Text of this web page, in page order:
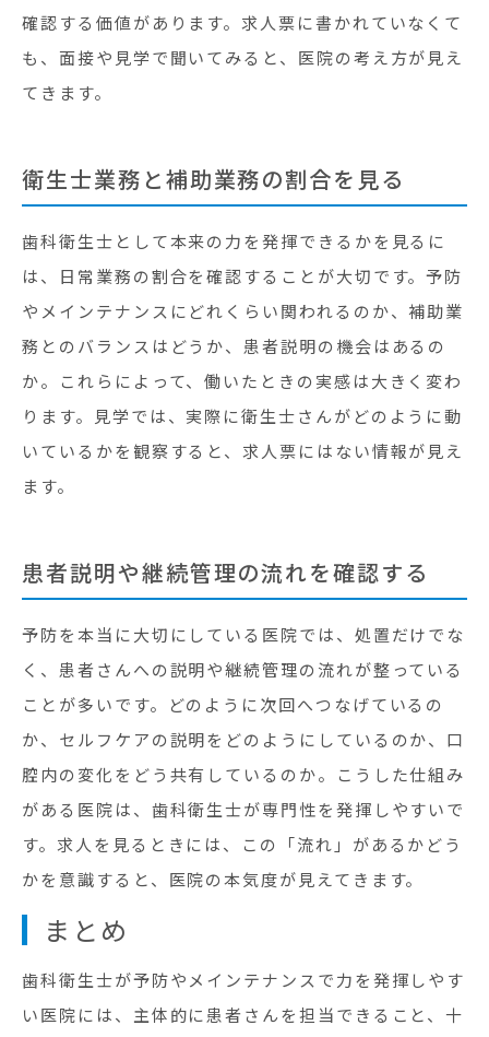
確認する価値があります。求人票に書かれていなくて
も、面接や見学で聞いてみると、医院の考え方が見え
てきます。
衛生士業務と補助業務の割合を見る
歯科衛生士として本来の力を発揮できるかを見るに
は、日常業務の割合を確認することが大切です。予防
やメインテナンスにどれくらい関われるのか、補助業
務とのバランスはどうか、患者説明の機会はあるの
か。これらによって、働いたときの実感は大きく変わ
ります。見学では、実際に衛生士さんがどのように動
いているかを観察すると、求人票にはない情報が見え
ます。
患者説明や継続管理の流れを確認する
予防を本当に大切にしている医院では、処置だけでな
く、患者さんへの説明や継続管理の流れが整っている
ことが多いです。どのように次回へつなげているの
か、セルフケアの説明をどのようにしているのか、口
腔内の変化をどう共有しているのか。こうした仕組み
がある医院は、歯科衛生士が専門性を発揮しやすいで
す。求人を見るときには、この「流れ」があるかどう
かを意識すると、医院の本気度が見えてきます。
まとめ
歯科衛生士が予防やメインテナンスで力を発揮しやす
い医院には、主体的に患者さんを担当できること、十